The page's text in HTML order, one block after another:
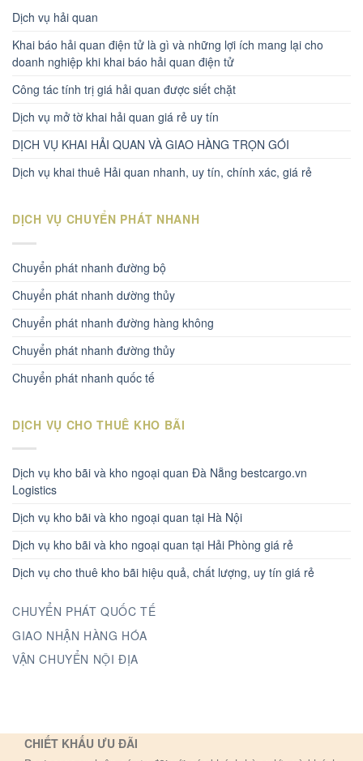
Dịch vụ hải quan
Khai báo hải quan điện tử là gì và những lợi ích mang lại cho
doanh nghiệp khi khai báo hải quan điện tử
Công tác tính trị giá hải quan được siết chặt
Dịch vụ mở tờ khai hải quan giá rẻ uy tín
DỊCH VỤ KHAI HẢI QUAN VÀ GIAO HÀNG TRỌN GÓI
Dịch vụ khai thuê Hải quan nhanh, uy tín, chính xác, giá rẻ
DỊCH VỤ CHUYỂN PHÁT NHANH
Chuyển phát nhanh đường bộ
Chuyển phát nhanh dường thủy
Chuyển phát nhanh đường hàng không
Chuyển phát nhanh đường thủy
Chuyển phát nhanh quốc tế
DỊCH VỤ CHO THUÊ KHO BÃI
Dịch vụ kho bãi và kho ngoại quan Đà Nẵng bestcargo.vn
Logistics
Dịch vụ kho bãi và kho ngoại quan tại Hà Nội
Dịch vụ kho bãi và kho ngoại quan tại Hải Phòng giá rẻ
Dịch vụ cho thuê kho bãi hiệu quả, chất lượng, uy tín giá rẻ
CHUYỂN PHÁT QUỐC TẾ
GIAO NHẬN HÀNG HÓA
VẬN CHUYỂN NỘI ĐỊA
CHIẾT KHẤU ƯU ĐÃI